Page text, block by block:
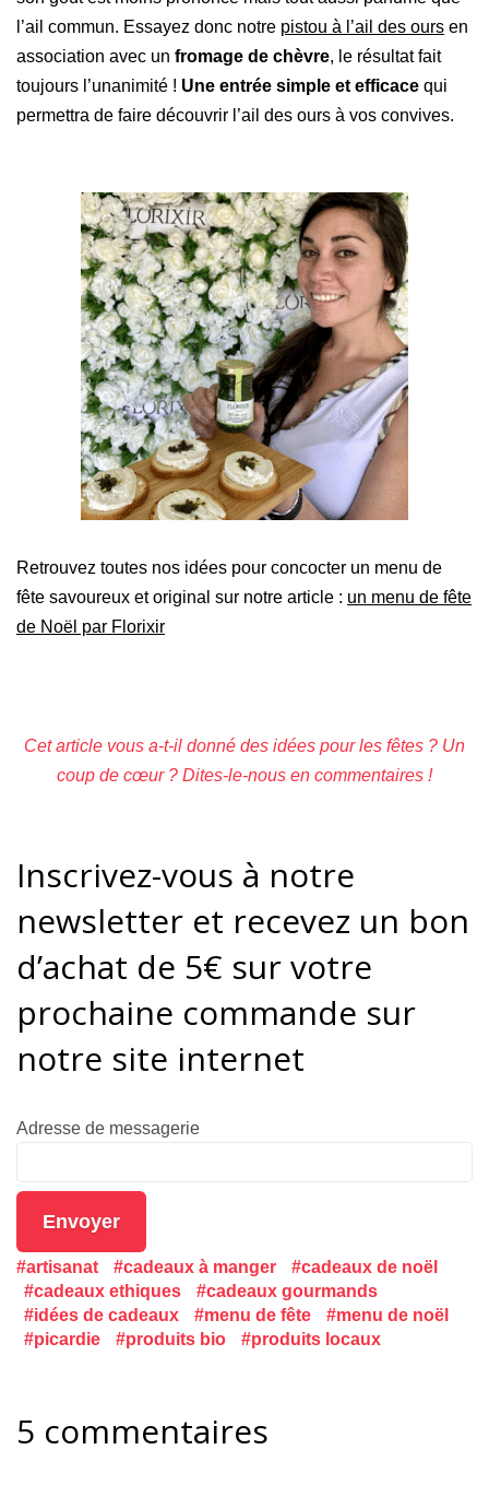
l’ail commun. Essayez donc notre pistou à l’ail des ours en
association avec un fromage de chèvre, le résultat fait
toujours l’unanimité ! Une entrée simple et efficace qui
permettra de faire découvrir l’ail des ours à vos convives.
Retrouvez toutes nos idées pour concocter un menu de
fête savoureux et original sur notre article : un menu de fête
de Noël par Florixir
Cet article vous a-t-il donné des idées pour les fêtes ? Un
coup de cœur ? Dites-le-nous en commentaires !
Inscrivez-vous à notre
newsletter et recevez un bon
d’achat de 5€ sur votre
prochaine commande sur
notre site internet
Adresse de messagerie
Envoyer
artisanat cadeaux à manger
cadeaux de noël
cadeaux ethiques
cadeaux gourmands
idées de cadeaux
menu de fête
menu de noël
picardie
produits bio produits locaux
5 commentaires